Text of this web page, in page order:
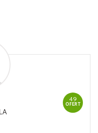
49
OFERT